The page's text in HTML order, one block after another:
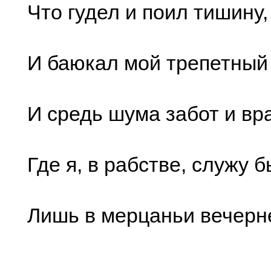
Что гудел и поил тишину,
И баюкал мой трепетный
И средь шума забот и
Где я, в рабстве, служу
Лишь в мерцаньи